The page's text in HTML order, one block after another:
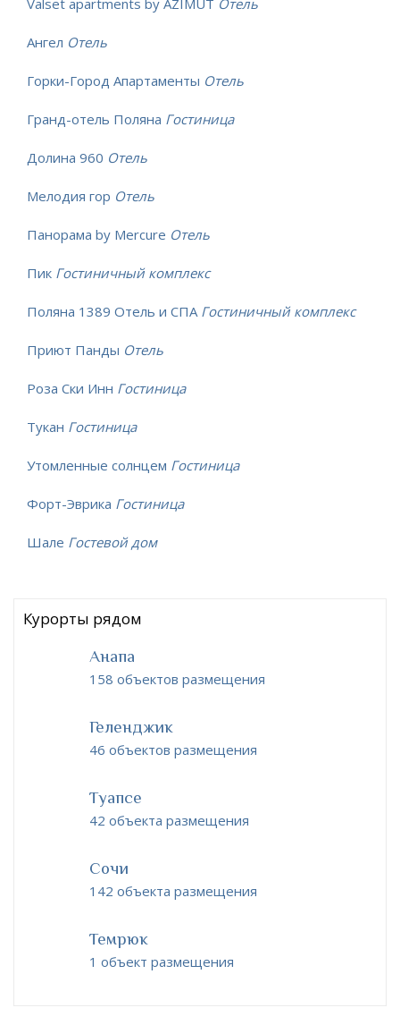
Ангел Отель
Горки-Город Апартаменты Отель
Гранд-отель Поляна Гостиница
Долина 960 Отель
Мелодия гор Отель
Панорама by Mercure Отель
Пик Гостиничный комплекс
Поляна 1389 Отель и СПА Гостиничный комплекс
Приют Панды Отель
Роза Ски Инн Гостиница
Тукан Гостиница
Утомленные солнцем Гостиница
Форт-Эврика Гостиница
Шале Гостевой дом
Курорты рядом
Анапа
158 объектов размещения
Геленджик
46 объектов размещения
Туапсе
42 объекта размещения
Сочи
142 объекта размещения
Темрюк
1 объект размещения